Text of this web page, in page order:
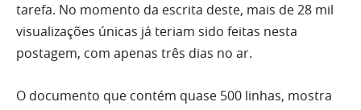
tarefa. No momento da escrita deste, mais de 28 mil
visualizações únicas já teriam sido feitas nesta
postagem, com apenas três dias no ar.
O documento que contém quase 500 linhas, mostra